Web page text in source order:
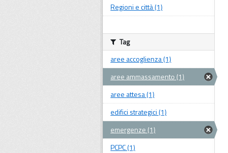
Regioni e città (1)
Tag
aree accoglienza (1)
aree ammassamento (1)
aree attesa (1)
edifici strategici (1)
emergenze (1)
PCPC (1)